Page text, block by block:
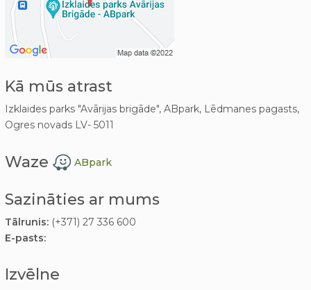
Kā mūs atrast
Izklaides parks "Avārijas brigāde", ABpark, Lēdmanes pagasts,
Ogres novads LV- 5011
Waze ABpark
Sazināties ar mums
Tālrunis:(+371) 27 336 600
E-pasts:
Izvēlne